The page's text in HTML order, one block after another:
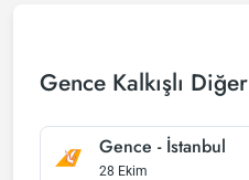
Gence Kalkışlı
Gence - İstanbul
28 Ekim